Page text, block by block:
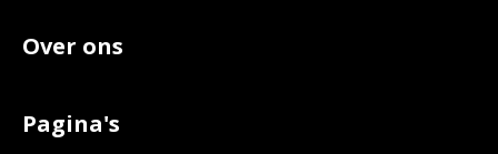
Over ons
Pagina's